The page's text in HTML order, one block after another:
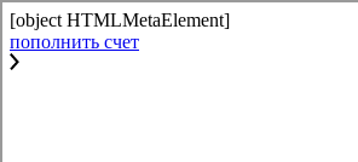
[object HTMLMetaElement]
пополнить счет